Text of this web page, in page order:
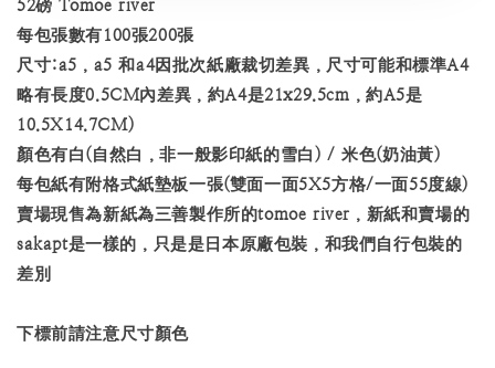
52磅 Tomoe river
每包張數有100張200張
尺寸:a5，a5 和a4因批次紙廠裁切差異，尺寸可能和標準A4
略有長度0.5CM內差異，約A4是21x29.5cm，約A5是
10.5X14.7CM)
顏色有白(自然白，非一般影印紙的雪白) / 米色(奶油黃)
每包紙有附格式紙墊板一張(雙面一面5X5方格/一面55度線)
賣場現售為新紙為三善製作所的tomoe river，新紙和賣場的
sakapt是一樣的，只是是日本原廠包裝，和我們自行包裝的
差別
下標前請注意尺寸顏色